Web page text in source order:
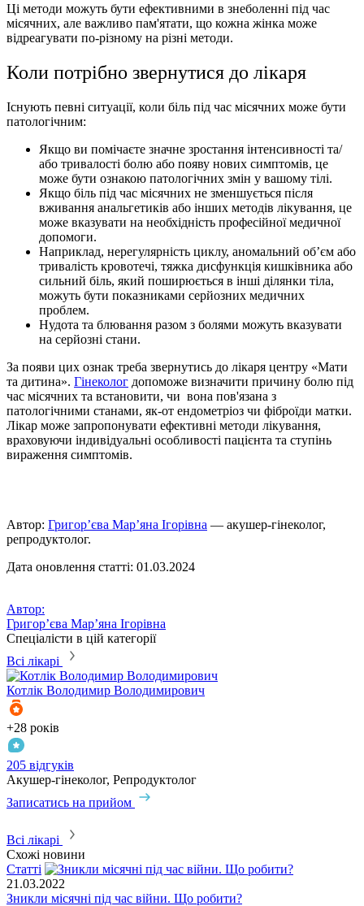
Ці методи можуть бути ефективними в знеболенні під час
місячних, але важливо пам'ятати, що кожна жінка може
відреагувати по-різному на різні методи.
Коли потрібно звернутися до лікаря
Існують певні ситуації, коли біль під час місячних може бути
патологічним:
Якщо ви помічаєте значне зростання інтенсивності та/
або тривалості болю або появу нових симптомів, це
може бути ознакою патологічних змін у вашому тілі.
Якщо біль під час місячних не зменшується після
вживання анальгетиків або інших методів лікування, це
може вказувати на необхідність професійної медичної
допомоги.
Наприклад, нерегулярність циклу, аномальний об’єм або
тривалість кровотечі, тяжка дисфункція кишківника або
сильний біль, який поширюється в інші ділянки тіла,
можуть бути показниками серйозних медичних
проблем.
Нудота та блювання разом з болями можуть вказувати
на серйозні стани.
За появи цих ознак треба звернутись до лікаря центру «Мати
та дитина». Гінеколог допоможе визначити причину болю під
час місячних та встановити, чи вона пов'язана з
патологічними станами, як-от ендометріоз чи фіброїди матки.
Лікар може запропонувати ефективні методи лікування,
враховуючи індивідуальні особливості пацієнта та ступінь
вираження симптомів.
Автор: Григор’єва Мар’яна Ігорівна — акушер-гінеколог,
репродуктолог.
Дата оновлення статті: 01.03.2024
Автор:
Григор’єва Мар’яна Ігорівна
Спеціалісти в цій категорії
Всі лікарі
Котлік Володимир Володимирович
+28 років
205 відгуків
Акушер-гінеколог, Репродуктолог
Записатись на прийом
Всі лікарі
Схожі новини
Статті
21.03.2022
Зникли місячні під час війни. Що робити?